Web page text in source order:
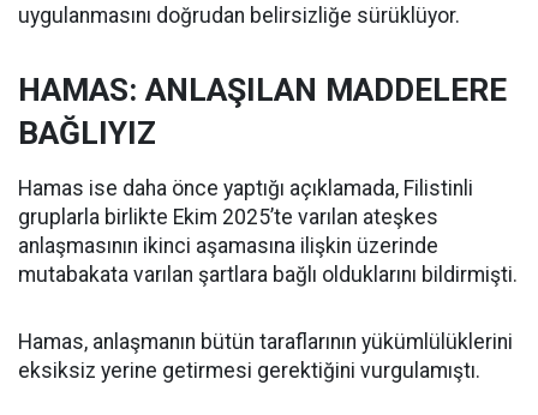
uygulanmasını doğrudan belirsizliğe sürüklüyor.
HAMAS: ANLAŞILAN MADDELERE
BAĞLIYIZ
Hamas ise daha önce yaptığı açıklamada, Filistinli
gruplarla birlikte Ekim 2025’te varılan ateşkes
anlaşmasının ikinci aşamasına ilişkin üzerinde
mutabakata varılan şartlara bağlı olduklarını bildirmişti.
Hamas, anlaşmanın bütün taraflarının yükümlülüklerini
eksiksiz yerine getirmesi gerektiğini vurgulamıştı.